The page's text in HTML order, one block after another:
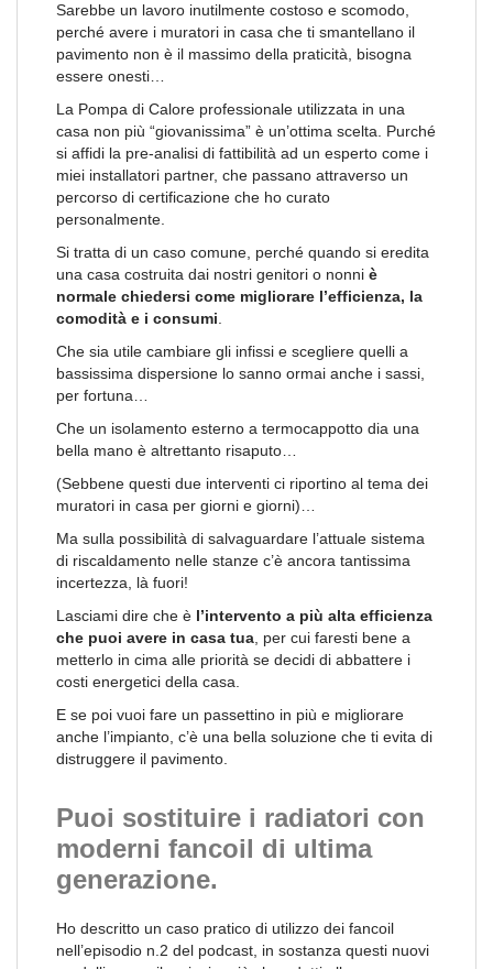
Sarebbe un lavoro inutilmente costoso e scomodo,
perché avere i muratori in casa che ti smantellano il
pavimento non è il massimo della praticità, bisogna
essere onesti…
La Pompa di Calore professionale utilizzata in una
casa non più “giovanissima” è un’ottima scelta. Purché
si affidi la pre-analisi di fattibilità ad un esperto come i
miei installatori partner, che passano attraverso un
percorso di certificazione che ho curato
personalmente.
Si tratta di un caso comune, perché quando si eredita
una casa costruita dai nostri genitori o nonni è
normale chiedersi come migliorare l’efficienza, la
comodità e i consumi
Che sia utile cambiare gli infissi e scegliere quelli a
bassissima dispersione lo sanno ormai anche i sassi,
per fortuna…
Che un isolamento esterno a termocappotto dia una
bella mano è altrettanto risaputo…
(Sebbene questi due interventi ci riportino al tema dei
muratori in casa per giorni e giorni)…
Ma sulla possibilità di salvaguardare l’attuale sistema
di riscaldamento nelle stanze c’è ancora tantissima
incertezza, là fuori!
Lasciami dire che è l’intervento a più alta efficienza
che puoi avere in casa tua , per cui faresti bene a
metterlo in cima alle priorità se decidi di abbattere i
costi energetici della casa.
E se poi vuoi fare un passettino in più e migliorare
anche l’impianto, c’è una bella soluzione che ti evita di
distruggere il pavimento.
Puoi sostituire i radiatori con
moderni fancoil di ultima
generazione.
Ho descritto un caso pratico di utilizzo dei fancoil
nell’episodio n.2 del podcast, in sostanza questi nuovi